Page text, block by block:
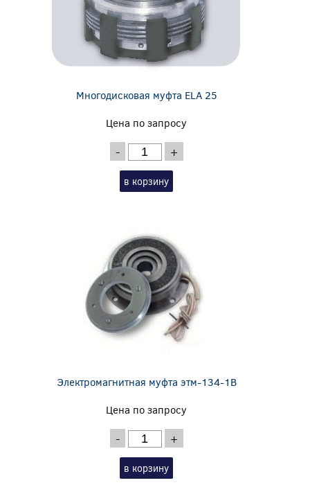
Многодисковая муфта ELA 25
Цена по запросу
- +
в корзину
Электромагнитная муфта этм-134-1В
Цена по запросу
- +
в корзину